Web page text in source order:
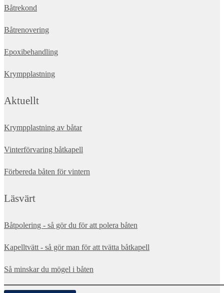
Båtrekond
Båtrenovering
Epoxibehandling
Krympplastning
Aktuellt
Krympplastning av båtar
Vinterförvaring båtkapell
Förbereda båten för vintern
Läsvärt
Båtpolering - så gör du för att polera båten
Kapelltvätt - så gör man för att tvätta båtkapell
Så minskar du mögel i båten